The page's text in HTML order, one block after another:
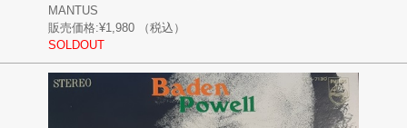
MANTUS
販売価格:¥1,980
（税込）
SOLDOUT